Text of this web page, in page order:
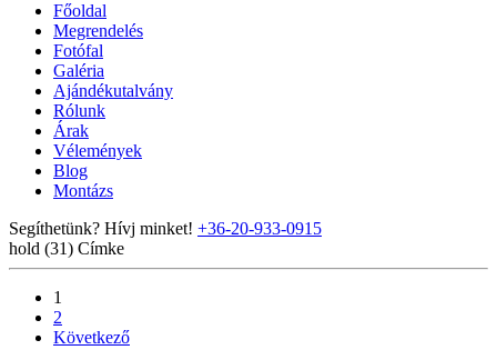
Főoldal
Megrendelés
Fotófal
Galéria
Ajándékutalvány
Rólunk
Árak
Vélemények
Blog
Montázs
Segíthetünk? Hívj minket! +36-20-933-0915
hold (31) Címke
1
2
Következő